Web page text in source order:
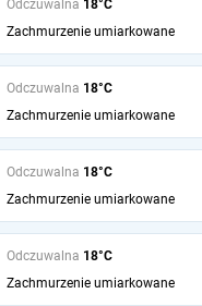
Odczuwalna 18°C
Zachmurzenie umiarkowane
Odczuwalna 18°C
Zachmurzenie umiarkowane
Odczuwalna 18°C
Zachmurzenie umiarkowane
Odczuwalna 18°C
Zachmurzenie umiarkowane